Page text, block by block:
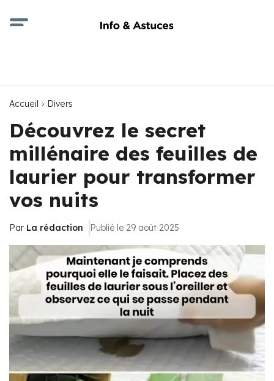
Accueil Divers
Découvrez le secret
millénaire des feuilles de
laurier pour transformer
vos nuits
Par La rédaction Publié le 29 août 2025